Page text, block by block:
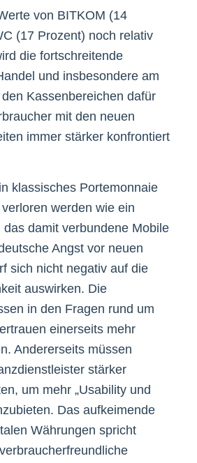
von BITKOM (14
(17 Prozent) noch relativ
die fortschreitende
und insbesondere am
Kassenbereichen dafür
mit den neuen
immer stärker konfrontiert
klassisches Portemonnaie
werden wie ein
das damit verbundene Mobile
Angst vor neuen
sich nicht negativ auf die
auswirken. Die
in den Fragen rund um
einerseits mehr
Andererseits müssen
stärker
um mehr „Usability und
Das aufkeimende
Währungen spricht